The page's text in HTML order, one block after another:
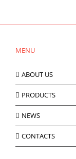
MENU
ABOUT US
PRODUCTS
NEWS
CONTACTS